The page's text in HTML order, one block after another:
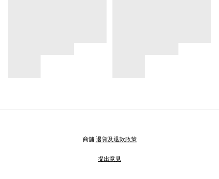
商舖 退貨及退款政策
提出意見